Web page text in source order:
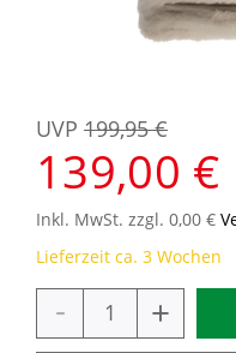
139,00 €
UVP 199,95 €
Inkl. MwSt. zzgl. 0,00 €
Lieferzeit ca. 3 Wochen
- +